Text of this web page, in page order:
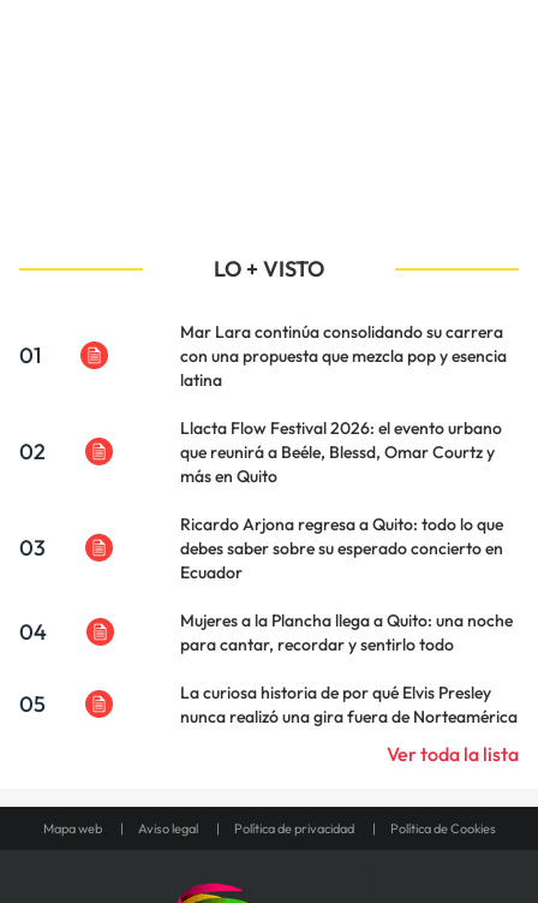
LO + VISTO
01
Mar Lara continúa consolidando su carrera
con una propuesta que mezcla pop y esencia
latina
02
Llacta Flow Festival 2026: el evento urbano
que reunirá a Beéle, Blessd, Omar Courtz y
más en Quito
03
Ricardo Arjona regresa a Quito: todo lo que
debes saber sobre su esperado concierto en
Ecuador
04
Mujeres a la Plancha llega a Quito: una noche
para cantar, recordar y sentirlo todo
05
La curiosa historia de por qué Elvis Presley
nunca realizó una gira fuera de Norteamérica
Ver toda la lista
Mapa web Aviso legal Política de privacidad Política de Cookies